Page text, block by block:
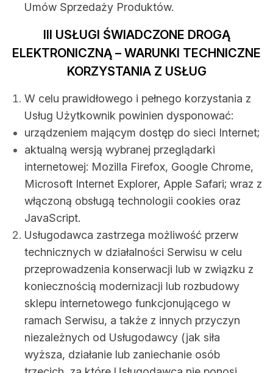
Umów Sprzedaży Produktów.
III USŁUGI ŚWIADCZONE DROGĄ
ELEKTRONICZNĄ – WARUNKI TECHNICZNE
KORZYSTANIA Z USŁUG
W celu prawidłowego i pełnego korzystania z
Usług Użytkownik powinien dysponować:
urządzeniem mającym dostęp do sieci Internet;
aktualną wersją wybranej przeglądarki
internetowej: Mozilla Firefox, Google Chrome,
Microsoft Internet Explorer, Apple Safari; wraz z
włączoną obsługą technologii cookies oraz
JavaScript.
Usługodawca zastrzega możliwość przerw
technicznych w działalności Serwisu w celu
przeprowadzenia konserwacji lub w związku z
koniecznością modernizacji lub rozbudowy
sklepu internetowego funkcjonującego w
ramach Serwisu, a także z innych przyczyn
niezależnych od Usługodawcy (jak siła
wyższa, działanie lub zaniechanie osób